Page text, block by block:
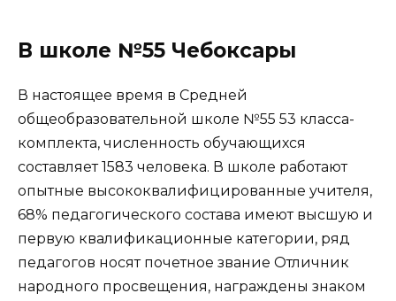
В школе №55 Чебоксары
В настоящее время в Средней
общеобразовательной школе №55 53 класса-
комплекта, численность обучающихся
составляет 1583 человека. В школе работают
опытные высококвалифицированные учителя,
68% педагогического состава имеют высшую и
первую квалификационные категории, ряд
педагогов носят почетное звание Отличник
народного просвещения, награждены знаком